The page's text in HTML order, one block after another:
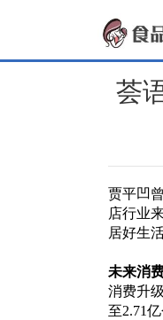
荟
贾平凹
店行业
居好生
未来消
消费升
至2.71